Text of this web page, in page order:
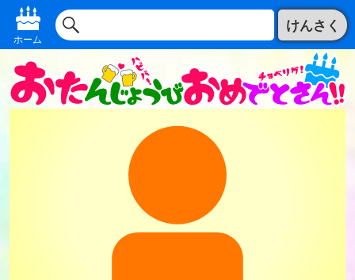
ホーム
けんさく